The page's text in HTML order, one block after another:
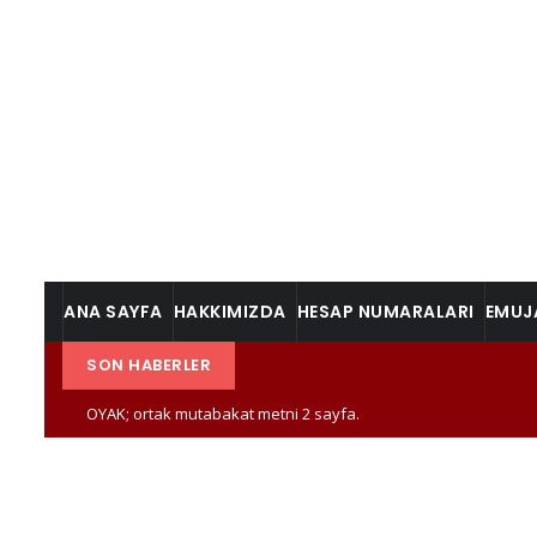
ANA SAYFA HAKKIMIZDA HESAP NUMARALARI
SON HABERLER
OYAK; ortak mutabakat metni 2 sayfa.